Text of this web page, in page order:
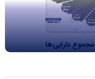
دارایی‌ها